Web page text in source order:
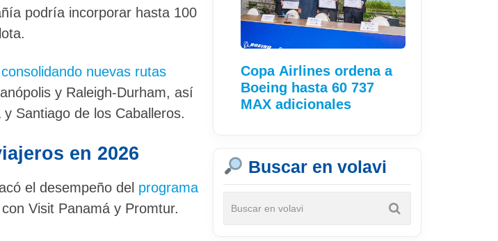
podría incorporar hasta 100
nuevas rutas
y Raleigh-Durham, así
Santiago de los Caballeros.
en 2026
el desempeño del programa
Visit Panamá y Promtur.
Copa Airlines ordena a
Boeing hasta 60 737
MAX adicionales
Buscar en volavi